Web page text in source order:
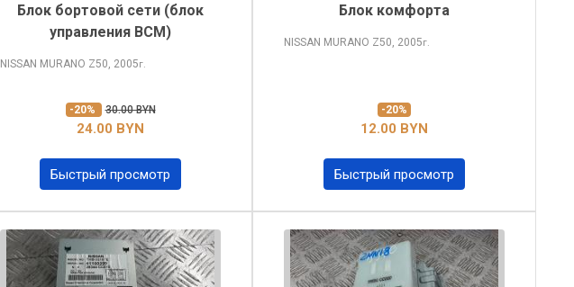
Блок бортовой сети (блок
управления BCM)
NISSAN MURANO Z50, 2005г.
-20% 30.00 BYN
24.00 BYN
Быстрый просмотр
Блок комфорта
NISSAN MURANO Z50, 2005г.
-20%
12.00 BYN
Быстрый просмотр